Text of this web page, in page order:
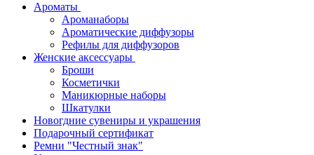
Ароматы
Ароманаборы
Ароматические диффузоры
Рефилы для диффузоров
Женские аксессуары
Броши
Косметички
Маникюрные наборы
Шкатулки
Новогдние сувениры и украшения
Подарочный сертификат
Ремни "Честный знак"